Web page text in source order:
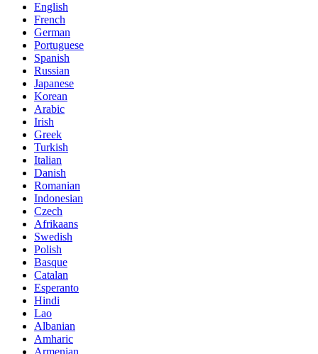
English
French
German
Portuguese
Spanish
Russian
Japanese
Korean
Arabic
Irish
Greek
Turkish
Italian
Danish
Romanian
Indonesian
Czech
Afrikaans
Swedish
Polish
Basque
Catalan
Esperanto
Hindi
Lao
Albanian
Amharic